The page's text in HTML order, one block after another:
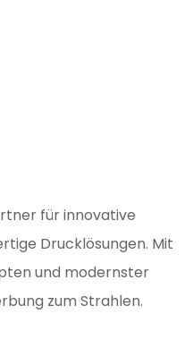
für innovative
Drucklösungen. Mit
und modernster
zum Strahlen.